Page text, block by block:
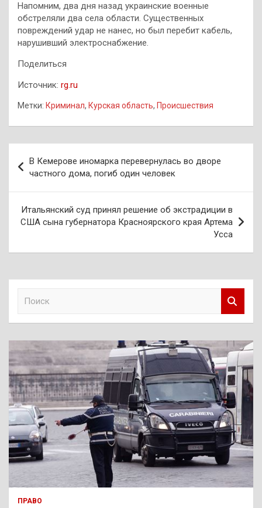
Напомним, два дня назад украинские военные
обстреляли два села области. Существенных
повреждений удар не нанес, но был перебит кабель,
нарушивший электроснабжение.
Поделиться
Источник: rg.ru
Метки: Криминал, Курская область, Происшествия
по
записям
В Кемерове иномарка перевернулась во дворе
частного дома, погиб один человек
Итальянский суд принял решение об экстрадиции в
США сына губернатора Красноярского края Артема
Усса
к
ПРАВО